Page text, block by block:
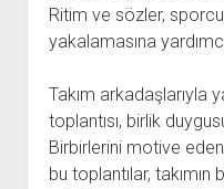
Ritim ve sözler,
yakalamasına
Takım arkadaşlarıyla
toplantısı, birlik
Birbirlerini motive
bu toplantılar,